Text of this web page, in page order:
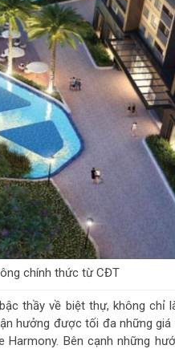
chính thức từ CĐT
thầy về biệt thự, không chỉ
hưởng được tối đa những
Bên cạnh những